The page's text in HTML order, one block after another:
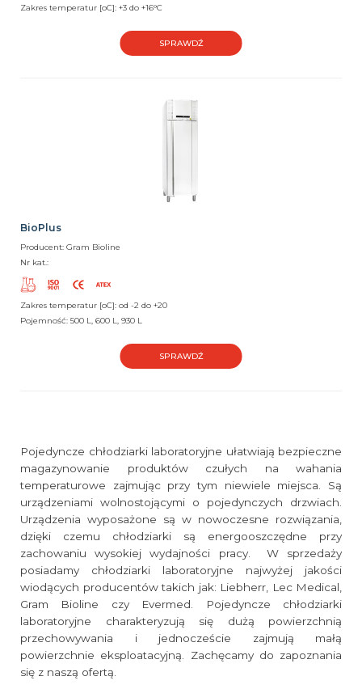
Zakres temperatur [oC]: +3 do +16°C
SPRAWDŹ
BioPlus
Producent: Gram Bioline
Nr kat.:
Zakres temperatur [oC]: od -2 do +20
Pojemność: 500 L, 600 L, 930 L
SPRAWDŹ
Pojedyncze chłodziarki laboratoryjne ułatwiają bezpieczne
magazynowanie produktów czułych na wahania
temperaturowe zajmując przy tym niewiele miejsca. Są
urządzeniami wolnostojącymi o pojedynczych drzwiach.
Urządzenia wyposażone są w nowoczesne rozwiązania,
dzięki czemu chłodziarki są energooszczędne przy
zachowaniu wysokiej wydajności pracy. W sprzedaży
posiadamy chłodziarki laboratoryjne najwyżej jakości
wiodących producentów takich jak: Liebherr, Lec Medical,
Gram Bioline czy Evermed. Pojedyncze chłodziarki
laboratoryjne charakteryzują się dużą powierzchnią
przechowywania i jednoczeście zajmują małą
powierzchnie eksploatacyjną. Zachęcamy do zapoznania
się z naszą ofertą.